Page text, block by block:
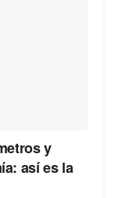
y
así es la